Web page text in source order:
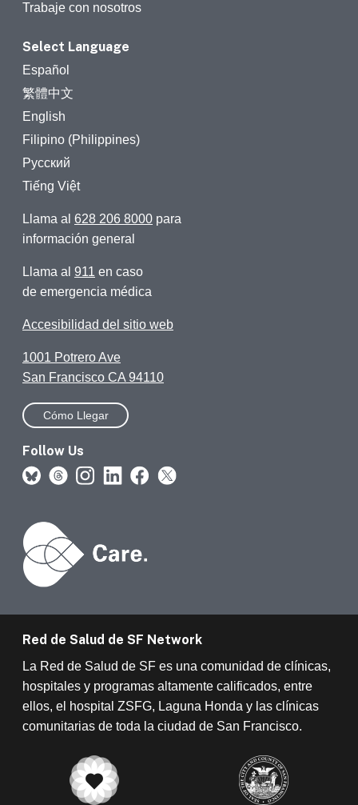
Trabaje con nosotros
Select Language
Español
繁體中文
English
Filipino (Philippines)
Русский
Tiếng Việt
Llama al 628 206 8000 para
información general
Llama al 911 en caso
de emergencia médica
Accesibilidad del sitio web
1001 Potrero Ave
San Francisco CA 94110
Cómo Llegar
Follow Us
Red de Salud de SF Network
La Red de Salud de SF es una comunidad de clínicas,
hospitales y programas altamente calificados, entre
ellos, el hospital ZSFG, Laguna Honda y las clínicas
comunitarias de toda la ciudad de San Francisco.